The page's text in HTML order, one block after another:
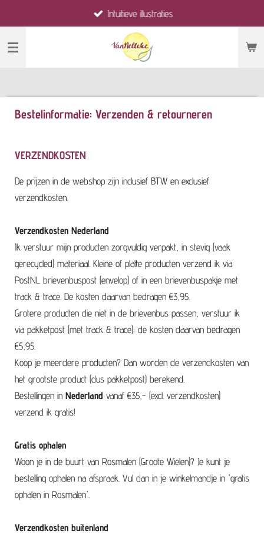
direct
naar
Intuïtieve illustraties
Bestelinformatie: Verzenden & retourneren
VERZENDKOSTEN
De prijzen in de webshop zijn inclusief BTW en exclusief
verzendkosten.
Verzendkosten Nederland
Ik verstuur mijn producten zorgvuldig verpakt, in stevig (vaak
gerecycled) materiaal. Kleine of platte producten verzend ik via
PostNL brievenbuspost (envelop) of in een brievenbuspakje met
track & trace. De kosten daarvan bedragen €3,95.
Grotere producten die niet in de brievenbus passen, verstuur ik
via pakketpost (met track & trace); de kosten daarvan bedragen
€5,95.
Koop je meerdere producten? Dan worden de verzendkosten van
het grootste product (dus pakketpost) berekend.
Bestellingen in Nederland vanaf €35,- (excl. verzendkosten)
verzend ik gratis!
Gratis ophalen
Woon je in de buurt van Rosmalen (Groote Wielen)? Je kunt je
bestelling ophalen na afspraak. Vul dan in je winkelmandje in 'gratis
ophalen in Rosmalen'.
Verzendkosten buitenland